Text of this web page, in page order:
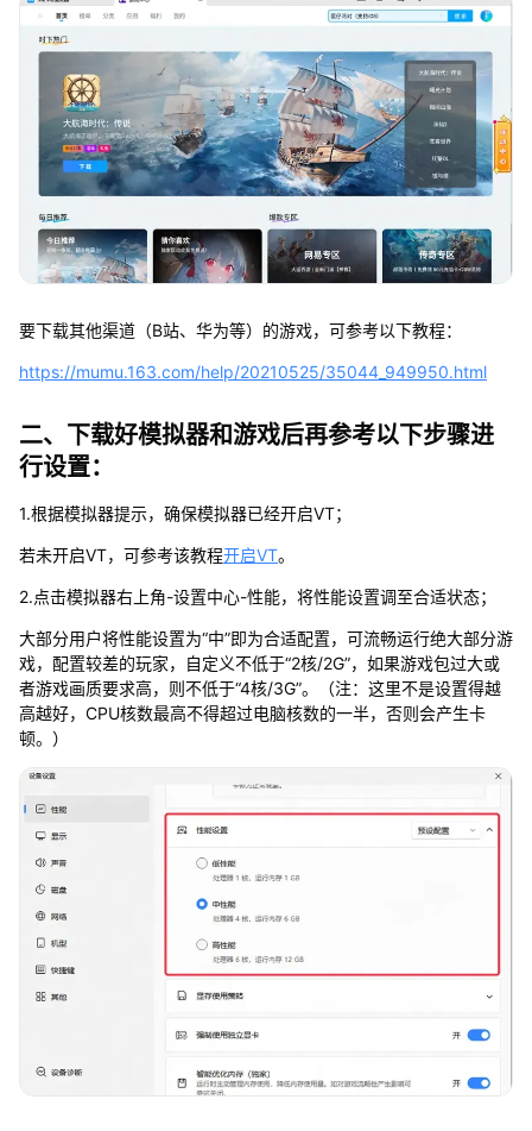
要下载其他渠道（B站、华为等）的游戏，可参考以下教程：
https://mumu.163.com/help/20210525/35044_949950.html
二、下载好模拟器和游戏后再参考以下步骤进
行设置：
1.根据模拟器提示，确保模拟器已经开启VT；
若未开启VT，可参考该教程开启VT。
2.点击模拟器右上角-设置中心-性能，将性能设置调至合适状态；
大部分用户将性能设置为“中”即为合适配置，可流畅运行绝大部分游
戏，配置较差的玩家，自定义不低于“2核/2G”，如果游戏包过大或
者游戏画质要求高，则不低于“4核/3G”。（注：这里不是设置得越
高越好，CPU核数最高不得超过电脑核数的一半，否则会产生卡
顿。）